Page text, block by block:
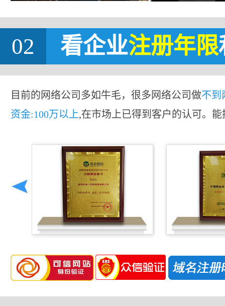
02 看企业注册年限
目前的网络公司多如牛毛，很多网络公司做不到
资金:100万以上,在市场上已得到客户的认可。